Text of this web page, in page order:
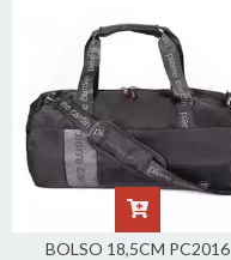
BOLSO 18,5CM PC2016